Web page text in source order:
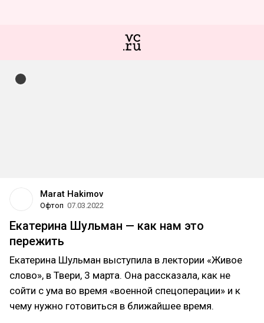
Marat Hakimov
Офтоп 07.03.2022
Екатерина Шульман — как нам это
пережить
Екатерина Шульман выступила в лектории «Живое
слово», в Твери, 3 марта. Она рассказала, как не
сойти с ума во время «военной спецоперации» и к
чему нужно готовиться в ближайшее время.